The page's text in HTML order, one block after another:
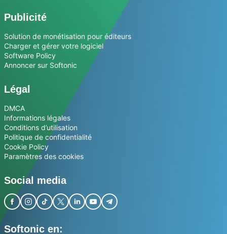
Publicité
Solution de monétisation pour éditeurs
Charger et gérer votre logiciel
Software Policy
Annoncer sur Softonic
Légal
DMCA
Informations légales
Conditions d’utilisation
Politique de confidentialité
Cookie Policy
Paramètres des cookies
Social media
Softonic en: